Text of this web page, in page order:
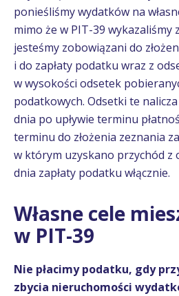
ponieśliśmy wydatków na
mimo że w PIT-39
jesteśmy zobowiązani do
i do zapłaty podatku wraz z
w wysokości odsetek
podatkowych. Odsetki te
dnia po upływie terminu
terminu do złożenia zeznania
w którym uzyskano przychód z
dnia zapłaty podatku włącznie.
Własne cele
w PIT-39
Nie płacimy podatku, gdy
zbycia nieruchomości